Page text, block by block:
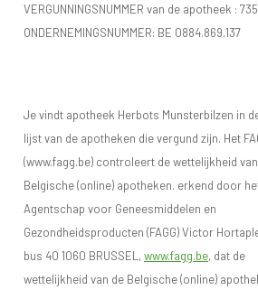
VERGUNNINGSNUMMER van de apotheek :
ONDERNEMINGSNUMMER: BE 0884.869.137
Je vindt apotheek Herbots Munsterbilzen in de
lijst van de apotheken die vergund zijn. Het
(www.fagg.be) controleert de wettelijkheid
Belgische (online) apotheken. erkend door
Agentschap voor Geneesmiddelen en
Gezondheidsproducten (FAGG) Victor
bus 40 1060 BRUSSEL,www.fagg.be, dat de
wettelijkheid van de Belgische (online)